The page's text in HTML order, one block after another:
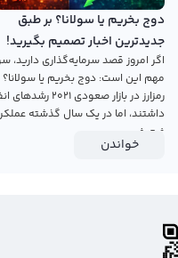
دوج بخریم یا سولانا؟ بر طبق
جدیدترین اخبار تصمیم بگیرید!
اگر امروز قصد سرمایه‌گذاری دارید،
مهم این است: دوج بخریم یا
رمزارز در بازار صعودی ۲۰۲۱
داشتند، اما در یک سال گذشته
ضعیفی...
خواندن